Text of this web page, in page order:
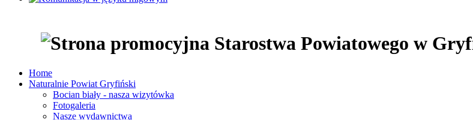
Home
Naturalnie Powiat Gryfiński
Bocian biały - nasza wizytówka
Fotogaleria
Nasze wydawnictwa